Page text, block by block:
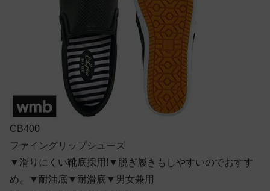
CB400
ファイングリップシューズ
▼滑りにくい靴底採用!▼脱ぎ履きもしやすいのでおすす
め。▼耐油底▼耐滑底▼男女兼用